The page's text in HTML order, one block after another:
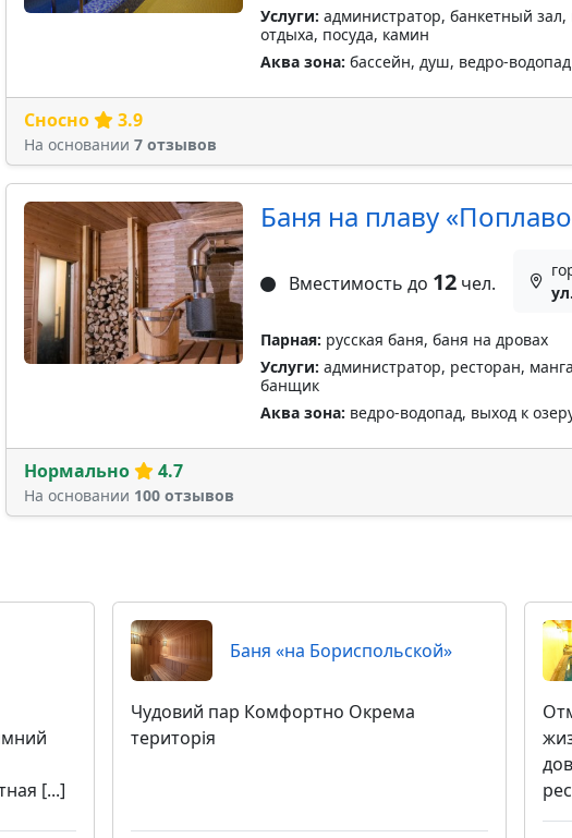
Услуги: администратор, банкетный
отдыха, посуда, камин
Аква зона: бассейн, душ, ведро-водопад
Сносно 3.9
На основании 7 отзывов
Баня на плаву
Вместимость до 12чел.
Парная: русская баня, баня на дровах
Услуги: администратор, ресторан,
банщик
Аква зона: ведро-водопад, выход к
Нормально 4.7
На основании 100 отзывов
[...]
Баня «на Бориспольской»
Чудовий пар Комфортно Окрема
територія